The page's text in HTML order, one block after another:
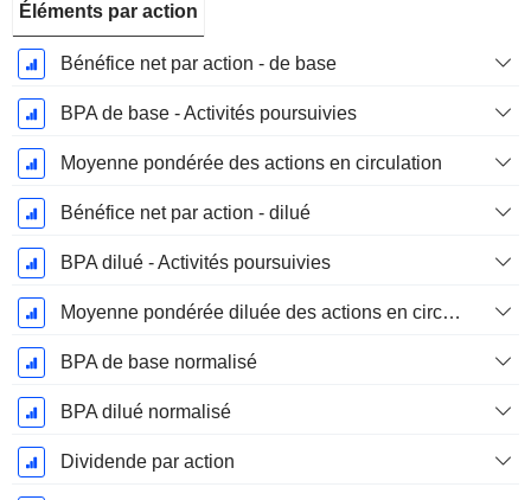
Éléments par action
Bénéfice net par action - de base
BPA de base - Activités poursuivies
Moyenne pondérée des actions en circulation
Bénéfice net par action - dilué
BPA dilué - Activités poursuivies
Moyenne pondérée diluée des actions en circulation
BPA de base normalisé
BPA dilué normalisé
Dividende par action